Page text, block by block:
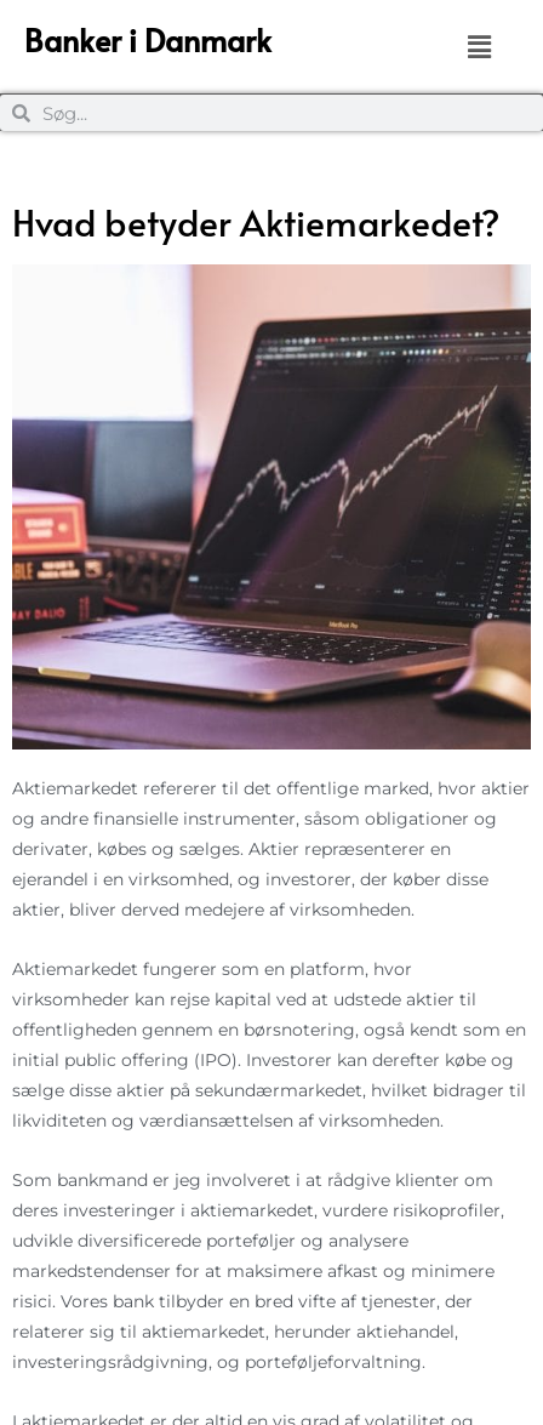
Banker i Danmark
Hvad betyder Aktiemarkedet?
Aktiemarkedet refererer til det offentlige marked, hvor aktier
og andre finansielle instrumenter, såsom obligationer og
derivater, købes og sælges. Aktier repræsenterer en
ejerandel i en virksomhed, og investorer, der køber disse
aktier, bliver derved medejere af virksomheden.
Aktiemarkedet fungerer som en platform, hvor
virksomheder kan rejse kapital ved at udstede aktier til
offentligheden gennem en børsnotering, også kendt som en
initial public offering (IPO). Investorer kan derefter købe og
sælge disse aktier på sekundærmarkedet, hvilket bidrager til
likviditeten og værdiansættelsen af virksomheden.
Som bankmand er jeg involveret i at rådgive klienter om
deres investeringer i aktiemarkedet, vurdere risikoprofiler,
udvikle diversificerede porteføljer og analysere
markedstendenser for at maksimere afkast og minimere
risici. Vores bank tilbyder en bred vifte af tjenester, der
relaterer sig til aktiemarkedet, herunder aktiehandel,
investeringsrådgivning, og porteføljeforvaltning.